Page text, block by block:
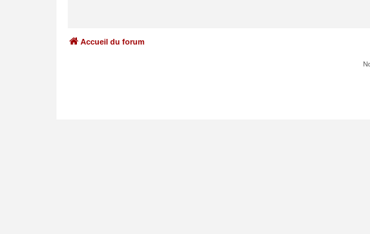
Accueil du forum